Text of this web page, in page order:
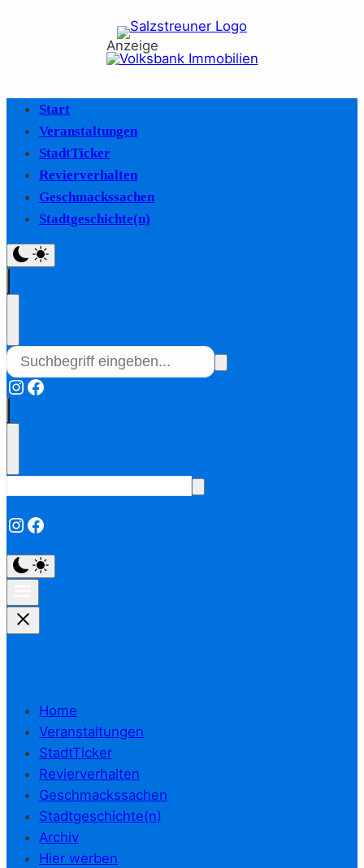
Anzeige
Start
Veranstaltungen
StadtTicker
Revierverhalten
Geschmackssachen
Stadtgeschichte(n)
Instagram
Facebook
Instagram
Facebook
Home
Veranstaltungen
StadtTicker
Revierverhalten
Geschmackssachen
Stadtgeschichte(n)
Archiv
Hier werben